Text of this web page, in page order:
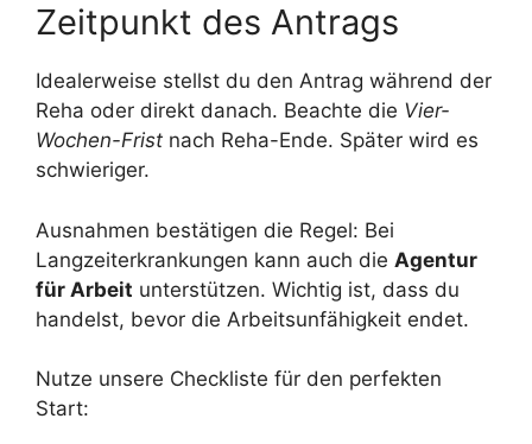
Zeitpunkt des Antrags
Idealerweise stellst du den Antrag während der
Reha oder direkt danach. Beachte die Vier-
Wochen-Frist nach Reha-Ende. Später wird es
schwieriger.
Ausnahmen bestätigen die Regel: Bei
Langzeiterkrankungen kann auch die Agentur
für Arbeit unterstützen. Wichtig ist, dass du
handelst, bevor die Arbeitsunfähigkeit endet.
Nutze unsere Checkliste für den perfekten
Start: